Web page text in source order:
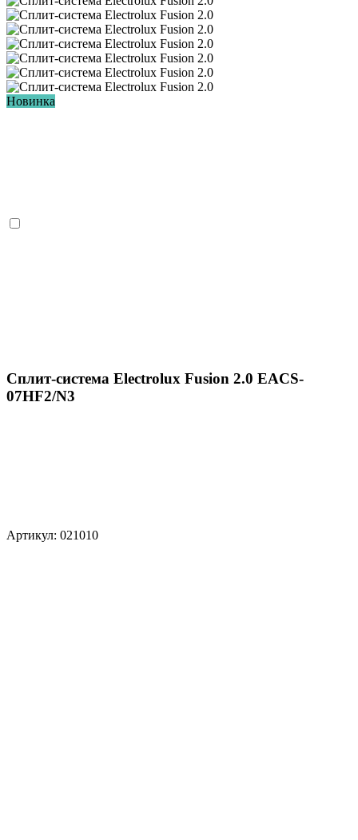
Новинка
Сплит-система Electrolux Fusion 2.0 EACS-
07HF2/N3
Артикул: 021010